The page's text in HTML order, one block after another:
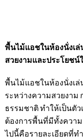
พื้นไม้แอชในห้องนั่งเล่
สวยงามและประโยชน์
พื้นไม้แอชในห้องนั่งเ
ระหว่างความสวยงาม
ธรรมชาติ ทำให้เป็นตั
ต้องการพื้นที่มีทั้งความ
ไปนี้คือรายละเอียดที่ท